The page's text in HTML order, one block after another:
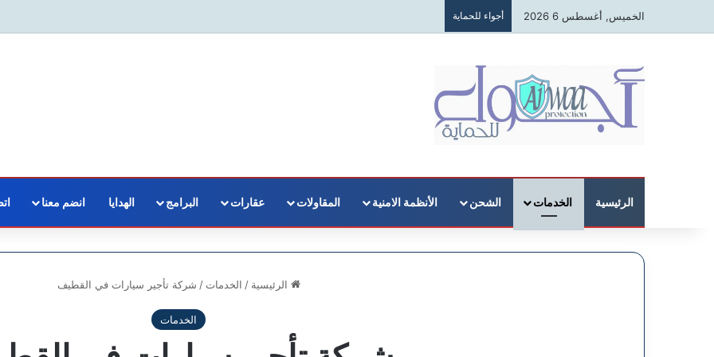
الخميس, أغسطس 6 2026 أجواء للحماية
الرئيسية الخدمات الشحن الأنظمة الامنية المقاولات عقارات البرامج الهدايا انضم معنا
الرئيسية / الخدمات / شركة تأجير سيارات في القطيف
الخدمات